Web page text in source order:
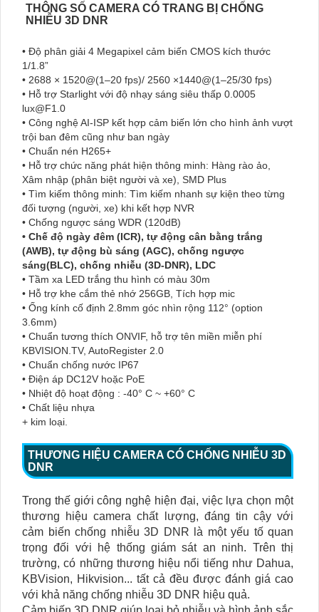
THÔNG SỐ CAMERA CÓ TRANG BỊ CHỐNG
NHIỄU 3D DNR
• Độ phân giải 4 Megapixel cảm biến CMOS kích thước
1/1.8”
• 2688 × 1520@(1–20 fps)/ 2560 ×1440@(1–25/30 fps)
• Hỗ trợ Starlight với độ nhạy sáng siêu thấp 0.0005
lux@F1.0
• Công nghệ AI-ISP kết hợp cảm biến lớn cho hình ảnh vượt
trội ban đêm cũng như ban ngày
• Chuẩn nén H265+
• Hỗ trợ chức năng phát hiện thông minh: Hàng rào ảo,
Xâm nhập (phân biệt người và xe), SMD Plus
• Tìm kiếm thông minh: Tìm kiếm nhanh sự kiện theo từng
đối tượng (người, xe) khi kết hợp NVR
• Chống ngược sáng WDR (120dB)
• Chế độ ngày đêm (ICR), tự động cân bằng trắng
(AWB), tự động bù sáng (AGC), chống ngược
sáng(BLC), chống nhiễu (3D-DNR), LDC
• Tầm xa LED trắng thu hình có màu 30m
• Hỗ trợ khe cắm thẻ nhớ 256GB, Tích hợp mic
• Ống kính cố định 2.8mm góc nhìn rộng 112° (option
3.6mm)
• Chuẩn tương thích ONVIF, hỗ trợ tên miền miễn phí
KBVISION.TV, AutoRegister 2.0
• Chuẩn chống nước IP67
• Điện áp DC12V hoặc PoE
• Nhiệt độ hoạt động : -40° C ~ +60° C
• Chất liệu nhựa
+ kim loại.
THƯƠNG HIỆU CAMERA CÓ CHỐNG NHIỄU 3D
DNR
Trong thế giới công nghệ hiện đại, việc lựa chọn một
thương hiệu camera chất lượng, đáng tin cậy với
cảm biến chống nhiễu 3D DNR là một yếu tố quan
trọng đối với hệ thống giám sát an ninh. Trên thị
trường, có những thương hiệu nổi tiếng như Dahua,
KBVision, Hikvision... tất cả đều được đánh giá cao
với khả năng chống nhiễu 3D DNR hiệu quả.